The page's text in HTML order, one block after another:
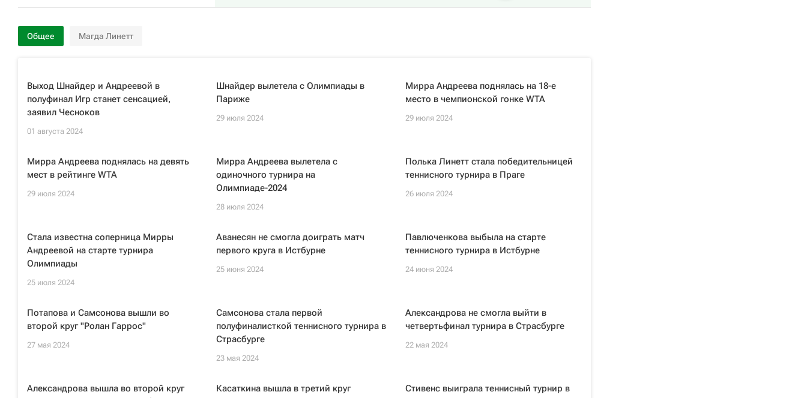
Общее Магда Линетт
Выход Шнайдер и Андреевой в
полуфинал Игр станет сенсацией,
заявил Чесноков
01 августа 2024
Шнайдер вылетела с Олимпиады в
Париже
29 июля 2024
Мирра Андреева поднялась на 18-е
место в чемпионской гонке WTA
29 июля 2024
Мирра Андреева поднялась на девять
мест в рейтинге WTA
29 июля 2024
Мирра Андреева вылетела с
одиночного турнира на
Олимпиаде-2024
28 июля 2024
Полька Линетт стала победительницей
теннисного турнира в Праге
26 июля 2024
Стала известна соперница Мирры
Андреевой на старте турнира
Олимпиады
25 июля 2024
Аванесян не смогла доиграть матч
первого круга в Истбурне
25 июня 2024
Павлюченкова выбыла на старте
теннисного турнира в Истбурне
24 июня 2024
Потапова и Самсонова вышли во
второй круг "Ролан Гаррос"
27 мая 2024
Самсонова стала первой
полуфиналисткой теннисного турнира в
Страсбурге
23 мая 2024
Александрова не смогла выйти в
четвертьфинал турнира в Страсбурге
22 мая 2024
Александрова вышла во второй круг
Касаткина вышла в третий круг
Стивенс выиграла теннисный турнир в